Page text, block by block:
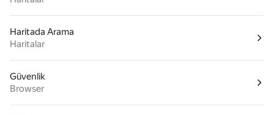
Haritada Arama
Haritalar
Güvenlik
Browser